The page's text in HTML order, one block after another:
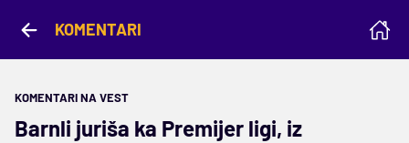
KOMENTARI
KOMENTARI NA VEST
Barnli juriša ka Premijer ligi, iz